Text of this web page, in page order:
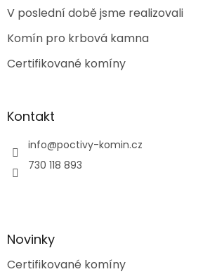
V poslední době jsme realizovali
Komín pro krbová kamna
Certifikované komíny
Kontakt
info@poctivy-komin.cz
730 118 893
Novinky
Certifikované komíny